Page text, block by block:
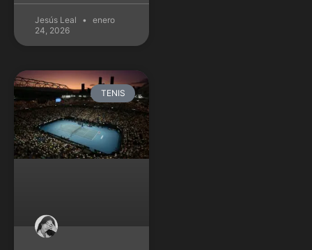
Jesús Leal
enero
24, 2026
TENIS